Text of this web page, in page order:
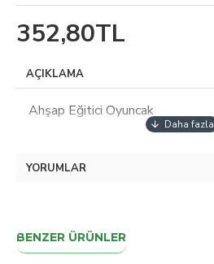
352,80TL
AÇIKLAMA
Ahşap Eğitici Oyuncak
YORUMLAR
BENZER ÜRÜNLER